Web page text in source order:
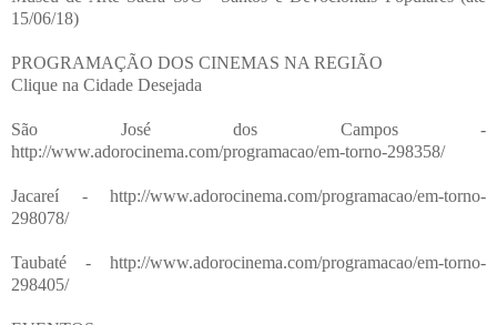
15/06/18)
PROGRAMAÇÃO DOS CINEMAS NA REGIÃO
Clique na Cidade Desejada
São José dos Campos -
http://www.adorocinema.com/programacao/em-torno-298358/
Jacareí - http://www.adorocinema.com/programacao/em-torno-
298078/
Taubaté - http://www.adorocinema.com/programacao/em-torno-
298405/